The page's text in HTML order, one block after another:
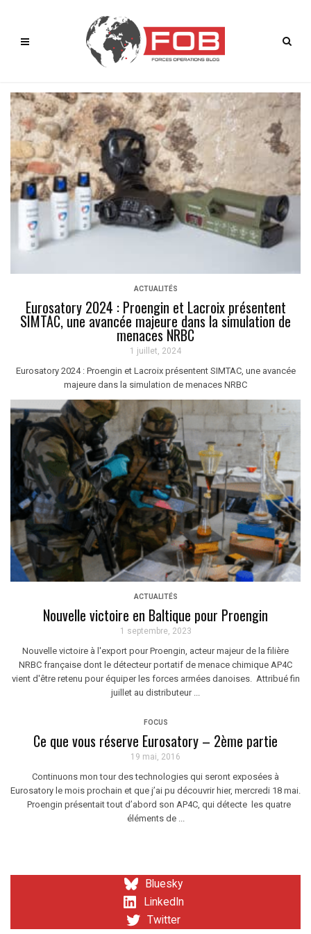
ACTUALITÉS
Eurosatory 2024 : Proengin et Lacroix présentent
SIMTAC, une avancée majeure dans la simulation de
menaces NRBC
1 juillet, 2024
Eurosatory 2024 : Proengin et Lacroix présentent SIMTAC, une avancée
majeure dans la simulation de menaces NRBC
ACTUALITÉS
Nouvelle victoire en Baltique pour Proengin
1 septembre, 2023
Nouvelle victoire à l'export pour Proengin, acteur majeur de la filière
NRBC française dont le détecteur portatif de menace chimique AP4C
vient d'être retenu pour équiper les forces armées danoises. Attribué fin
juillet au distributeur ...
FOCUS
Ce que vous réserve Eurosatory – 2ème partie
19 mai, 2016
Continuons mon tour des technologies qui seront exposées à
Eurosatory le mois prochain et que j’ai pu découvrir hier, mercredi 18 mai.
Proengin présentait tout d’abord son AP4C, qui détecte les quatre
éléments de ...
Bluesky
LinkedIn
Twitter